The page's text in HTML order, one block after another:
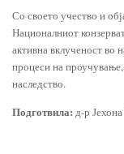
Со своето учество и
Националниот
активна вклученост во
процеси на
наследство.
Подготвила: д-р